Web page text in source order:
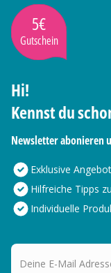
5€
Gutschein
Hi!
Kennst du
Newsletter abonieren
Exklusive
Hilfreiche Tipps
Individuelle
Deine E-Mail